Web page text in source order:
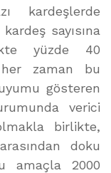
kardeşlerde
sayısına
yüzde 40
her zaman bu
gösteren
verici
birlikte,
doku
amaçla 2000